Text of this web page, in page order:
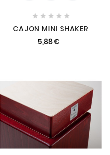
    
CAJON MINI SHAKER
5,88 €